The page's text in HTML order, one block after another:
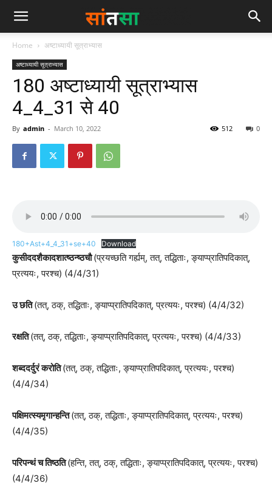
Home अष्टाध्यायी सूत्राभ्यास
अष्टाध्यायी सूत्राभ्यास
180 अष्टाध्यायी सूत्राभ्यास
4_4_31 से 40
By admin - March 10, 2022 0
512
180+Ast+4_4_31+se+40 Download
कुसीददशैकादशात्ष्ठन्ष्ठचौ(प्रयच्छति गर्ह्यम्, तत्, तद्धिताः, ङ्याप्प्रातिपदिकात्,
प्रत्ययः, परश्च) (4/4/31)
उ छति(तत्, ठक्, तद्धिताः, ङ्याप्प्रातिपदिकात्, प्रत्ययः, परश्च) (4/4/32)
रक्षति(तत्, ठक्, तद्धिताः, ङ्याप्प्रातिपदिकात्, प्रत्ययः, परश्च) (4/4/33)
शब्ददर्दुरं करोति(तत्, ठक्, तद्धिताः, ङ्याप्प्रातिपदिकात्, प्रत्ययः, परश्च)
(4/4/34)
पक्षिमत्स्यमृगान्हन्ति(तत्, ठक्, तद्धिताः, ङ्याप्प्रातिपदिकात्, प्रत्ययः, परश्च)
(4/4/35)
परिपन्थं च तिष्ठति(हन्ति, तत्, ठक्, तद्धिताः, ङ्याप्प्रातिपदिकात्, प्रत्ययः, परश्च)
(4/4/36)